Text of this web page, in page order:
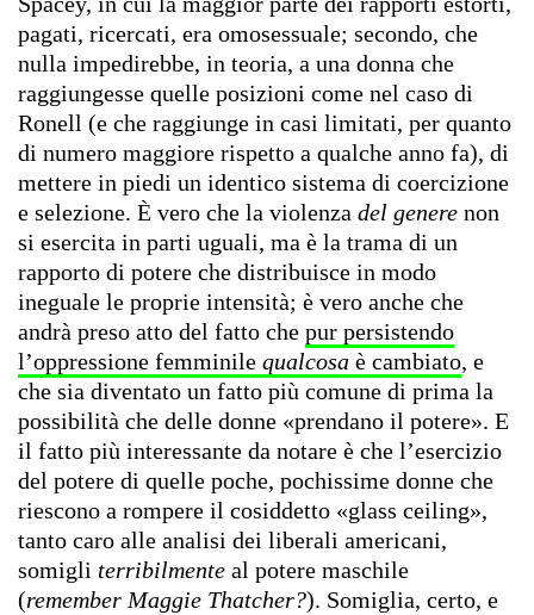
pagati, ricercati, era omosessuale; secondo, che
nulla impedirebbe, in teoria, a una donna che
raggiungesse quelle posizioni come nel caso di
Ronell (e che raggiunge in casi limitati, per quanto
di numero maggiore rispetto a qualche anno fa), di
mettere in piedi un identico sistema di coercizione
e selezione. È vero che la violenza del genere non
si esercita in parti uguali, ma è la trama di un
rapporto di potere che distribuisce in modo
ineguale le proprie intensità; è vero anche che
andrà preso atto del fatto che pur persistendo
l’oppressione femminile qualcosa è cambiato, e
che sia diventato un fatto più comune di prima la
possibilità che delle donne «prendano il potere». E
il fatto più interessante da notare è che l’esercizio
del potere di quelle poche, pochissime donne che
riescono a rompere il cosiddetto «glass ceiling»,
tanto caro alle analisi dei liberali americani,
somigli terribilmente al potere maschile
(remember Maggie Thatcher?). Somiglia, certo, e